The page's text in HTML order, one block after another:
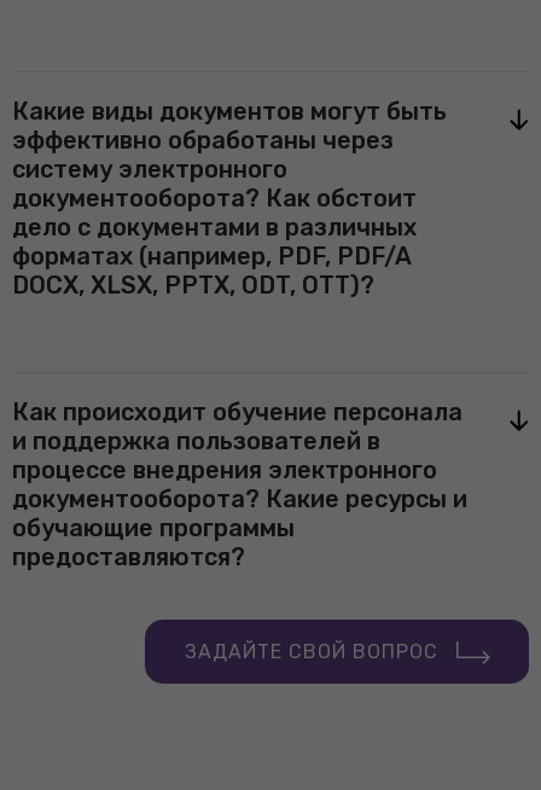
Какие виды документов могут быть
эффективно обработаны через
систему электронного
документооборота? Как обстоит
дело с документами в различных
форматах (например, PDF, PDF/A
DOCX, XLSX, PPTX, ODT, OTT)?
Как происходит обучение персонала
и поддержка пользователей в
процессе внедрения электронного
документооборота? Какие ресурсы и
обучающие программы
предоставляются?
ЗАДАЙТЕ СВОЙ ВОПРОС